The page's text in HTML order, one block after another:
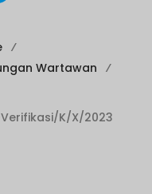
Wartawan
Verifikasi/K/X/2023